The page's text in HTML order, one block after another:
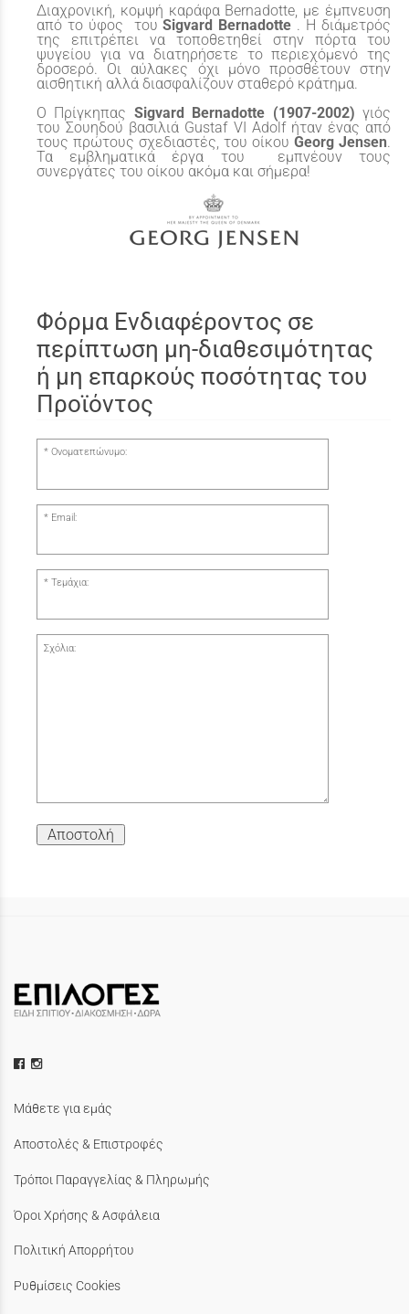
Διαχρονική, κομψή καράφα Bernadotte, με έμπνευση
από τo ύφος τουSigvard Bernadotte . Η διάμετρός
της επιτρέπει να τοποθετηθεί στην πόρτα του
ψυγείου για να διατηρήσετε το περιεχόμενό της
δροσερό. Οι αύλακες όχι μόνο προσθέτουν στην
αισθητική αλλά διασφαλίζουν σταθερό κράτημα.
Ο Πρίγκηπας Sigvard Bernadotte (1907-2002) γιός
του Σουηδού βασιλιά Gustaf VI Adolf ήταν ένας από
τους πρώτους σχεδιαστές, του οίκου Georg Jensen.
Τα εμβληματικά έργα του εμπνέουν τους
συνεργάτες του οίκου ακόμα και σήμερα!
Φόρμα Ενδιαφέροντος σε
περίπτωση μη-διαθεσιμότητας
ή μη επαρκούς ποσότητας του
Προϊόντος
Ονοματεπώνυμο:
Email:
Τεμάχια:
Σχόλια:
Αποστολή
Μάθετε για εμάς
Αποστολές & Επιστροφές
Τρόποι Παραγγελίας & Πληρωμής
Όροι Χρήσης & Ασφάλεια
Πολιτική Απορρήτου
Ρυθμίσεις Cookies